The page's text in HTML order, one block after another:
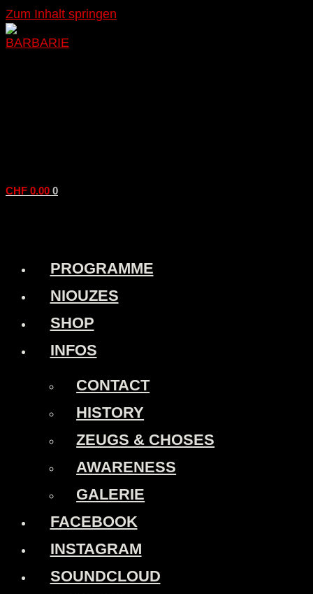
Zum Inhalt springen
CHF 0.00 0
PROGRAMME
NIOUZES
SHOP
INFOS
CONTACT
HISTORY
ZEUGS & CHOSES
AWARENESS
GALERIE
FACEBOOK
INSTAGRAM
SOUNDCLOUD